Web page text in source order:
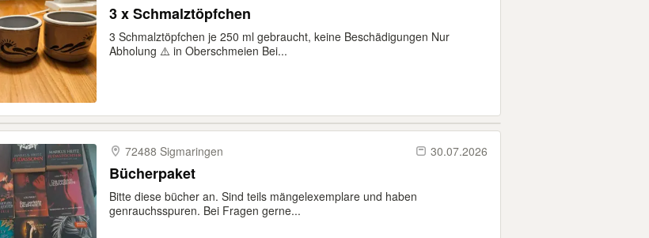
3 x Schmalztöpfchen
3 Schmalztöpfchen je 250 ml gebraucht, keine Beschädigungen Nur
Abholung ⚠️ in Oberschmeien Bei...
72488 Sigmaringen 30.07.2026
Bücherpaket
Bitte diese bücher an. Sind teils mängelexemplare und haben
genrauchsspuren. Bei Fragen gerne...